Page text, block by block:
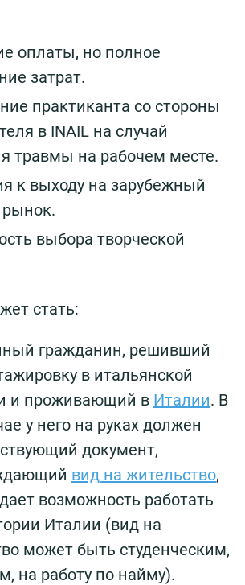
оплаты, но полное
затрат.
практиканта со стороны
в INAIL на случай
травмы на рабочем месте.
к выходу на зарубежный
рынок.
выбора творческой
стать:
гражданин, решивший
в итальянской
и проживающий в Италии. В
у него на руках должен
документ,
вид на жительство,
возможность работать
Италии (вид на
может быть студенческим,
на работу по найму).